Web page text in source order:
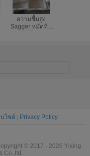
การต่อต้าน
ความชื้นสูง
Sagger หมัดที่มี
บไซต์ Privacy Policy
© 2017 - 2026 Yixing
Co.,ltd.